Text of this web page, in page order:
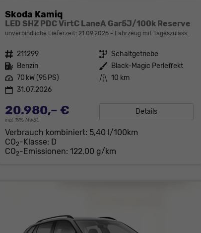
Skoda Kamiq
LED SHZ PDC VirtC LaneA Gar5J/100k Reserve
unverbindliche Lieferzeit: 21.09.2026 Fahrzeug mit Tageszulassung
Fahrzeugnr. 211299 Getriebe Schaltgetriebe
Kraftstoff Benzin Außenfarbe Black-Magic Perleffekt
Leistung 70 kW (95 PS) Kilometerstand 10 km
31.07.2026
20.980,– €
incl. 19% MwSt.
Details
Verbrauch kombiniert: 5,40 l/100km
CO2-Klasse: D
CO2-Emissionen: 122,00 g/km